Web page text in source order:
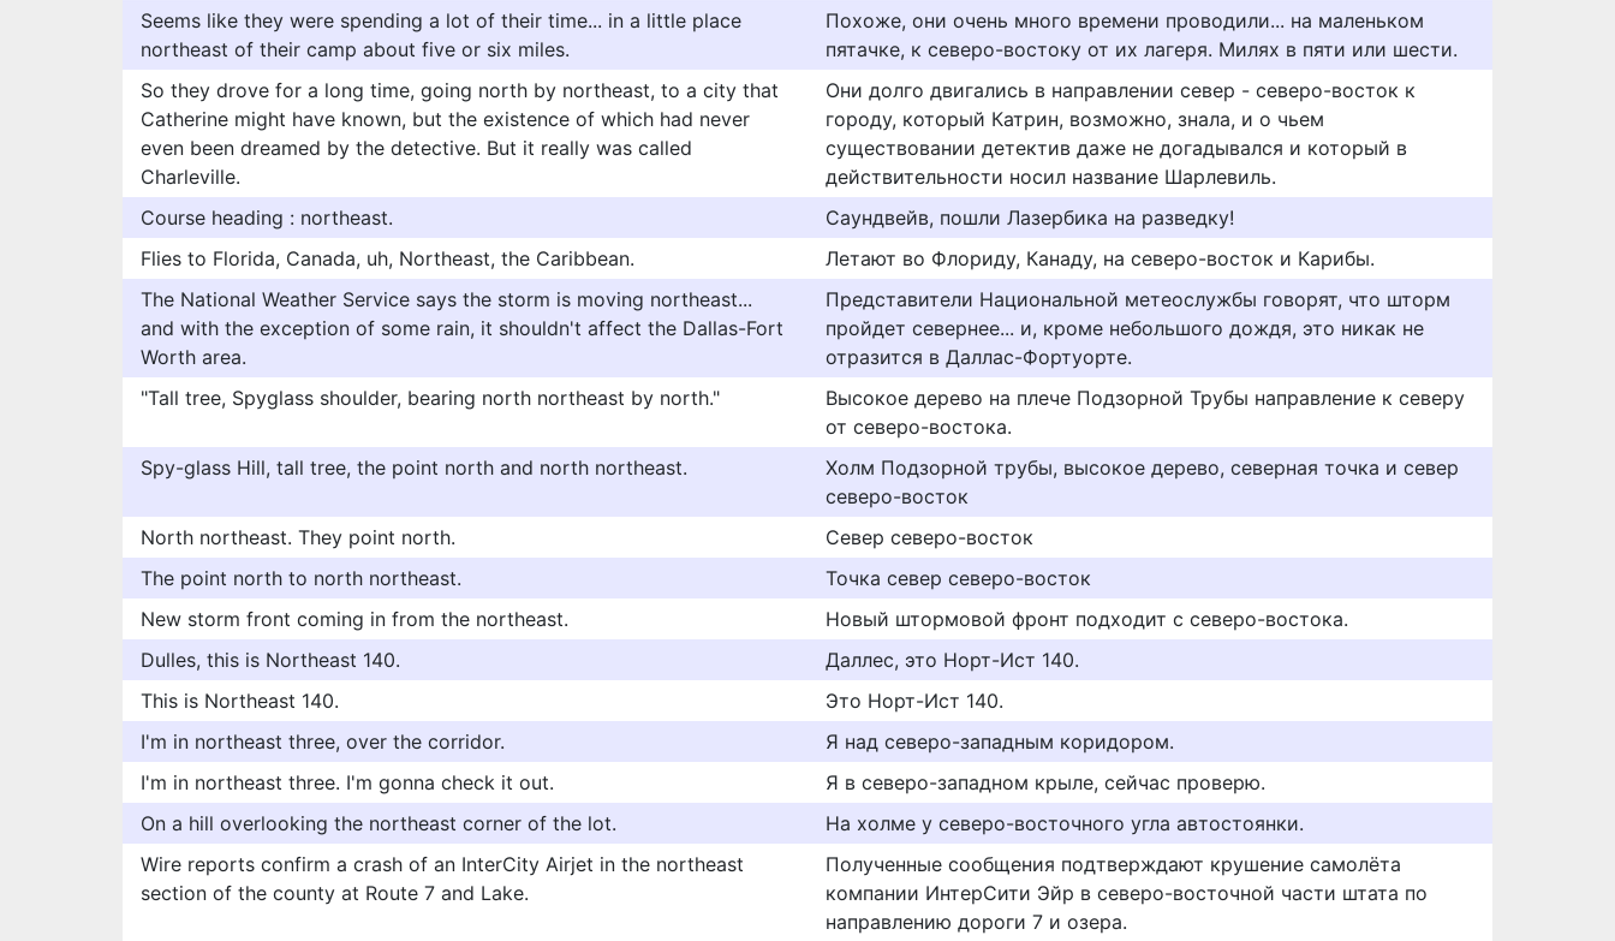
Seems like they were spending a lot of their time... in a little place
northeast of their camp about five or six miles.
Похоже, они очень много времени проводили... на маленьком
пятачке, к северо-востоку от их лагеря. Милях в пяти или шести.
So they drove for a long time, going north by northeast, to a city that
Catherine might have known, but the existence of which had never
even been dreamed by the detective. But it really was called
Charleville.
Они долго двигались в направлении север - северо-восток к
городу, который Катрин, возможно, знала, и о чьем
существовании детектив даже не догадывался и который в
действительности носил название Шарлевиль.
Course heading : northeast.
Саундвейв, пошли Лазербика на разведку!
Flies to Florida, Canada, uh, Northeast, the Caribbean.
Летают во Флориду, Канаду, на северо-восток и Карибы.
The National Weather Service says the storm is moving northeast...
and with the exception of some rain, it shouldn't affect the Dallas-Fort
Worth area.
Представители Национальной метеослужбы говорят, что шторм
пройдет севернее... и, кроме небольшого дождя, это никак не
отразится в Даллас-Фортуорте.
"Tall tree, Spyglass shoulder, bearing north northeast by north."
Высокое дерево на плече Подзорной Трубы направление к северу
от северо-востока.
Spy-glass Hill, tall tree, the point north and north northeast.
Холм Подзорной трубы, высокое дерево, северная точка и север
северо-восток
North northeast. They point north.
Север северо-восток
The point north to north northeast.
Точка север северо-восток
New storm front coming in from the northeast.
Новый штормовой фронт подходит с северо-востока.
Dulles, this is Northeast 140.
Даллес, это Норт-Ист 140.
This is Northeast 140.
Это Норт-Ист 140.
I'm in northeast three, over the corridor.
Я над северо-западным коридором.
I'm in northeast three. I'm gonna check it out.
Я в северо-западном крыле, сейчас проверю.
On a hill overlooking the northeast corner of the lot.
На холме у северо-восточного угла автостоянки.
Wire reports confirm a crash of an InterCity Airjet in the northeast
section of the county at Route 7 and Lake.
Полученные сообщения подтверждают крушение самолёта
компании ИнтерСити Эйр в северо-восточной части штата по
направлению дороги 7 и озера.